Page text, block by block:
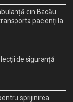
din Bacău
pacienți la
de siguranță
sprijinirea